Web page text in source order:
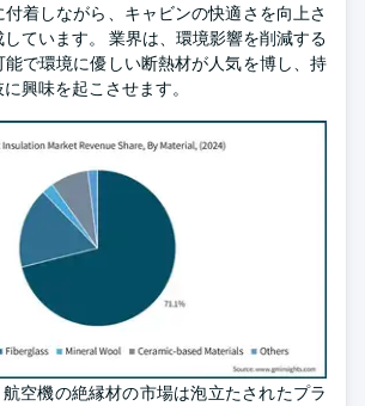
着しながら、キャビンの快適さを向上さ
ています。 業界は、環境影響を削減する
能で環境に優しい断熱材が人気を博し、持
興味を起こさせます。
空機の絶縁材の市場は泡立たされたプラ